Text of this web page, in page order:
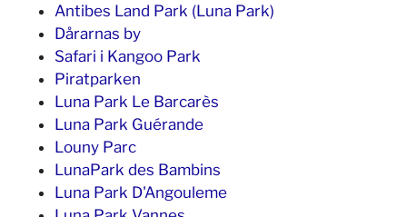
Antibes Land Park (Luna Park)
Dårarnas by
Safari i Kangoo Park
Piratparken
Luna Park Le Barcarès
Luna Park Guérande
Louny Parc
LunaPark des Bambins
Luna Park D'Angouleme